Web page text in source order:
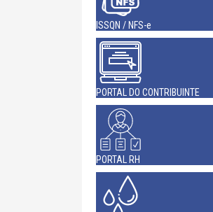
ISSQN / NFS-e
PORTAL DO CONTRIBUINTE
PORTAL RH